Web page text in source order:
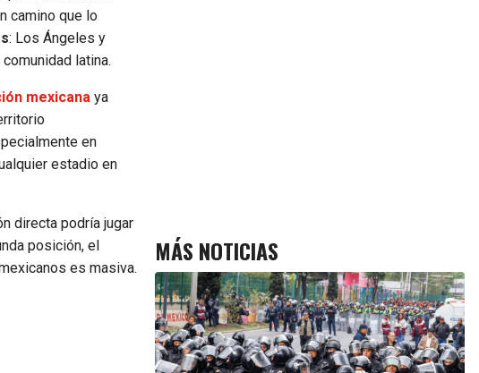
camino que lo
: Los Ángeles y
latina.
mexicana ya
en
estadio en
directa podría jugar
posición, el
es masiva.
MÁS NOTICIAS